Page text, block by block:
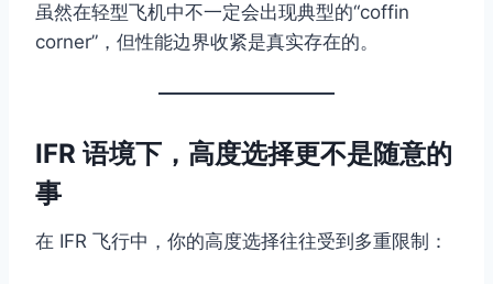
虽然在轻型飞机中不一定会出现典型的“coffin
corner”，但性能边界收紧是真实存在的。
IFR 语境下，高度选择更不是随意的
事
在 IFR 飞行中，你的高度选择往往受到多重限制：